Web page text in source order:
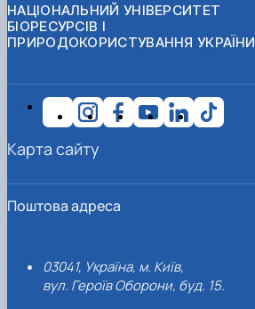
НАЦІОНАЛЬНИЙ УНІВЕРСИТЕТ
БІОРЕСУРСІВ І
ПРИРОДОКОРИСТУВАННЯ УКРАЇНИ
Поштова адреса
03041, Україна, м. Київ,
вул. Героїв Оборони, буд. 15.
Карта сайту